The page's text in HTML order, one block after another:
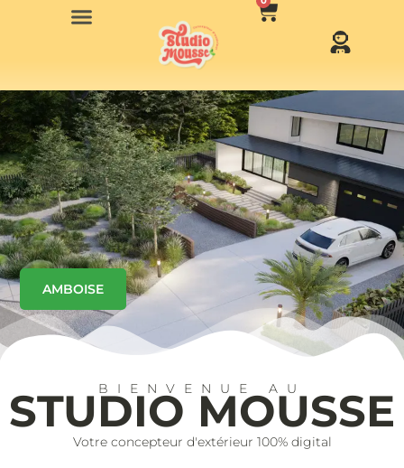
AMBOISE
BIENVENUE AU
STUDIO MOUSSE
Votre concepteur d'extérieur 100% digital